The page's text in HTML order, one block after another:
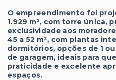
O empreendimento foi
1.929 m², com torre única,
exclusividade aos
45 a 52 m², com plantas
dormitórios, opções de 1
de garagem, ideais para
praticidade e excelente
espaços.